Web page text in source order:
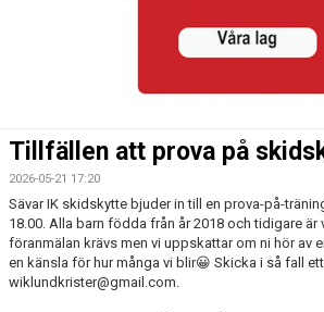
BILDGALLERI
DOKUMENT
KONTAKT
Tillfällen att prova på
2026-05-21 17:20
Sävar IK skidskytte bjuder in till en prova-på-
18.00. Alla barn födda från år 2018 och tidigare är
föranmälan krävs men vi uppskattar om ni hör av
en känsla för hur många vi blir😀 Skicka i så fall ett
wiklundkrister@gmail.com.